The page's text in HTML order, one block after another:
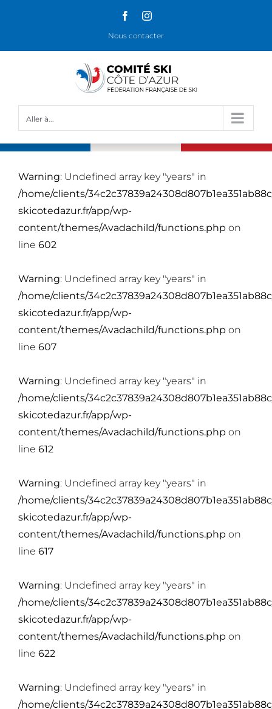
FacebookInstagram
Nous contacter
Aller à...
Warning: Undefined array key "years" in
/home/clients/
skicotedazur.fr/app/wp-
content/themes/Avadachild/functions.php on
line 602
Warning: Undefined array key "years" in
/home/clients/
skicotedazur.fr/app/wp-
content/themes/Avadachild/functions.php on
line 607
Warning: Undefined array key "years" in
/home/clients/
skicotedazur.fr/app/wp-
content/themes/Avadachild/functions.php on
line 612
Warning: Undefined array key "years" in
/home/clients/
skicotedazur.fr/app/wp-
content/themes/Avadachild/functions.php on
line 617
Warning: Undefined array key "years" in
/home/clients/
skicotedazur.fr/app/wp-
content/themes/Avadachild/functions.php on
line 622
Warning: Undefined array key "years" in
/home/clients/